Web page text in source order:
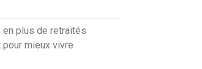
en plus de retraités
pour mieux vivre